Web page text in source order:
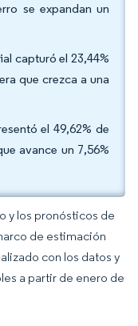
se expandan un
capturó el 23,44%
que crezca a una
el 49,62% de
avance un 7,56%
y los pronósticos de
de estimación
con los datos y
a partir de enero de